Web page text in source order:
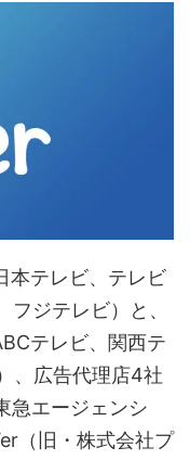
本テレビ、テレビ
ジテレビ）と、
テレビ、関西テ
、広告代理店4社
急エージェンシ
（旧・株式会社プ